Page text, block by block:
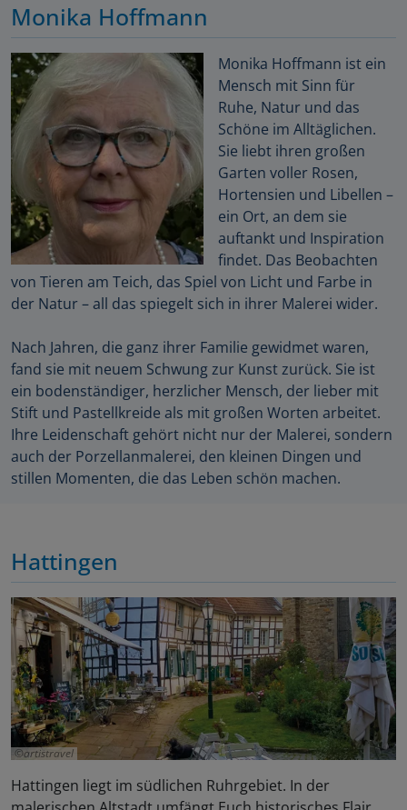
Monika Hoffmann
Monika Hoffmann ist ein
Mensch mit Sinn für
Ruhe, Natur und das
Schöne im Alltäglichen.
Sie liebt ihren großen
Garten voller Rosen,
Hortensien und Libellen –
ein Ort, an dem sie
auftankt und Inspiration
findet. Das Beobachten
von Tieren am Teich, das Spiel von Licht und Farbe in
der Natur – all das spiegelt sich in ihrer Malerei wider.
Nach Jahren, die ganz ihrer Familie gewidmet waren,
fand sie mit neuem Schwung zur Kunst zurück. Sie ist
ein bodenständiger, herzlicher Mensch, der lieber mit
Stift und Pastellkreide als mit großen Worten arbeitet.
Ihre Leidenschaft gehört nicht nur der Malerei, sondern
auch der Porzellanmalerei, den kleinen Dingen und
stillen Momenten, die das Leben schön machen.
Hattingen
artistravel
Hattingen liegt im südlichen Ruhrgebiet. In der